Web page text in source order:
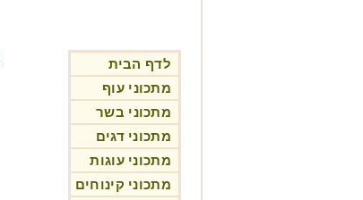
לדף הבית
מתכוני עוף
מתכוני בשר
מתכוני דגים
מתכוני עוגות
מתכוני קינוחים